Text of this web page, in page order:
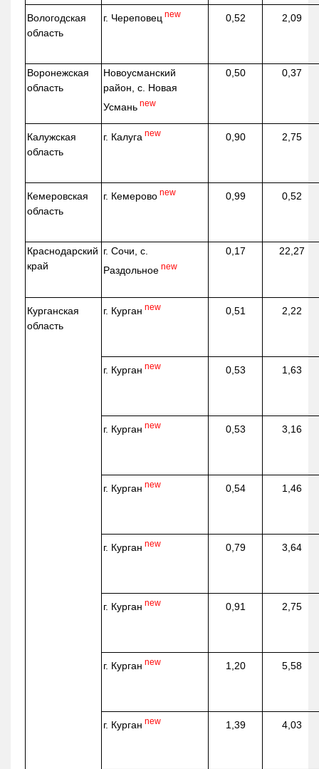
Вологодская
область
г. Череповец new 0,52 2,09
Воронежская
область
Новоусманский
район, с. Новая
Усмань new
0,50 0,37
Калужская
область
г. Калуга new 0,90 2,75
Кемеровская
область
г. Кемерово new 0,99 0,52
Краснодарский
край
г. Сочи, с.
Раздольное new
0,17 22,27
Курганская
область
г. Курган new 0,51 2,22
г. Курган new 0,53 1,63
г. Курган new 0,53 3,16
г. Курган new 0,54 1,46
г. Курган new 0,79 3,64
г. Курган new 0,91 2,75
г. Курган new 1,20 5,58
г. Курган new 1,39 4,03